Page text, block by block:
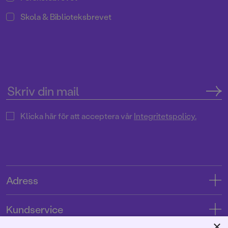
Skola & Biblioteksbrevet
Klicka här för att acceptera vårIntegritetspolicy.
Adress
Kundservice